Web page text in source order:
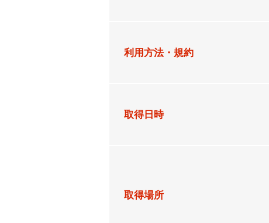
利用方法・規約
取得日時
取得場所